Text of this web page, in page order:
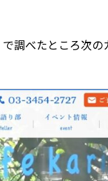
調べたところ次の